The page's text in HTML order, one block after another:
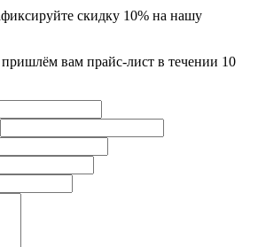
скидку 10% на нашу
вам прайс-лист в течении 10